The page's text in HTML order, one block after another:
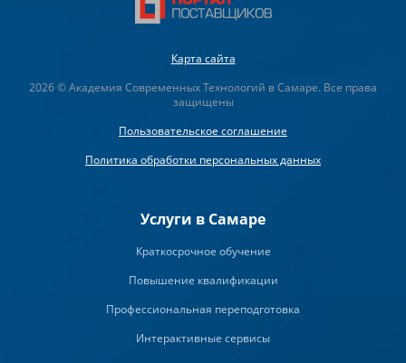
Карта сайта
2026 © Академия Современных Технологий в Самаре. Все права
защищены
Пользовательское соглашение
Политика обработки персональных данных
Услуги в Самаре
Краткосрочное обучение
Повышение квалификации
Профессиональная переподготовка
Интерактивные сервисы